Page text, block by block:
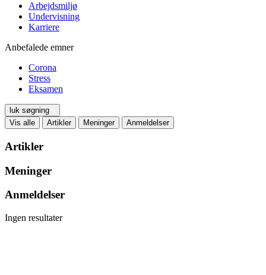
Arbejdsmiljø
Undervisning
Karriere
Anbefalede emner
Corona
Stress
Eksamen
luk søgning
Vis alle
Artikler Meninger Anmeldelser
Artikler
Meninger
Anmeldelser
Ingen resultater